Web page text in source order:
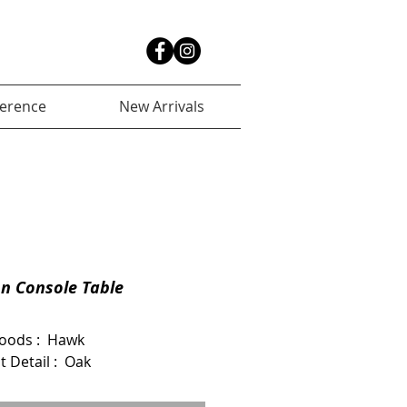
New Arrivals
Console Table
:  Hawk
Detail :  Oak